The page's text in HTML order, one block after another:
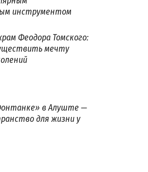
инструментом
Феодора Томского:
мечту
в Алуште —
для жизни у